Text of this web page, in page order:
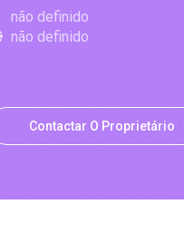
não definido
não definido
Contactar O Proprietário